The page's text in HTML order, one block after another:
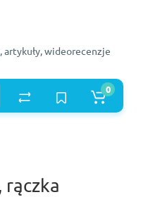
artykuły, wideorecenzje
0